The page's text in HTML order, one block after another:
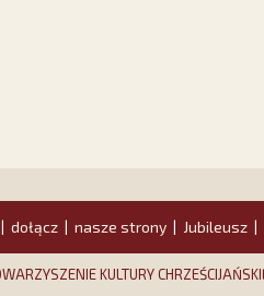
dołącz nasze strony Jubileusz
KULTURY